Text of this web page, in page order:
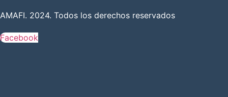
AMAFI. 2024. Todos los derechos reservados
Facebook